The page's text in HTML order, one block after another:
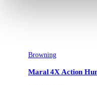
Browning
Maral 4X Action